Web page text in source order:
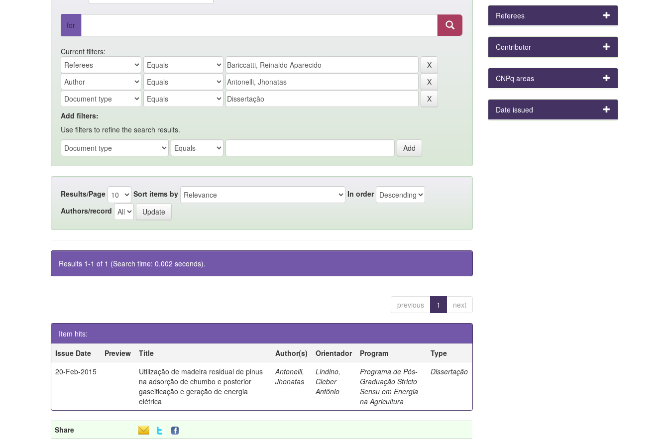
for
Current filters:
Add filters:
Use filters to refine the search results.
Results/Page Sort items by
In order
Authors/record
Results 1-1 of 1 (Search time: 0.002 seconds).
previous 1 next
Item hits:
Issue Date
Preview Title Author(s) Orientador Program
Type
20-Feb-2015
Utilização de madeira residual de pinus
na adsorção de chumbo e posterior
gaseificação e geração de energia
elétrica
Antonelli,
Jhonatas
Lindino,
Cleber
Antônio
Programa de Pós-
Graduação Stricto
Sensu em Energia
na Agricultura
Dissertação
Share
Referees
Contributor
CNPq areas
Date issued